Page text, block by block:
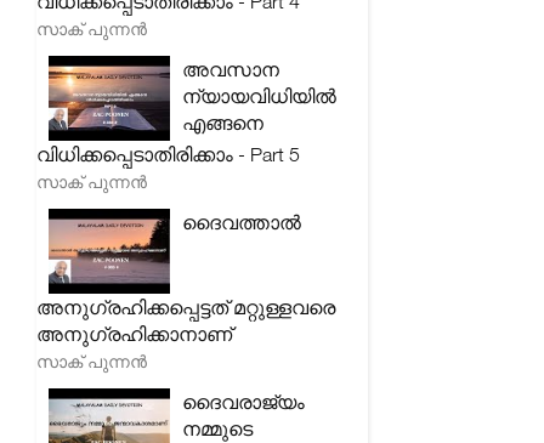
സാക് പുന്നൻ
അവസാന
ന്യായവിധിയിൽ
എങ്ങനെ
വിധിക്കപ്പെടാതിരിക്കാം - Part 5
സാക് പുന്നൻ
ദൈവത്താൽ
അനുഗ്രഹിക്കപ്പെട്ടത് മറ്റുള്ളവരെ
അനുഗ്രഹിക്കാനാണ്
സാക് പുന്നൻ
ദൈവരാജ്യം
നമ്മുടെ